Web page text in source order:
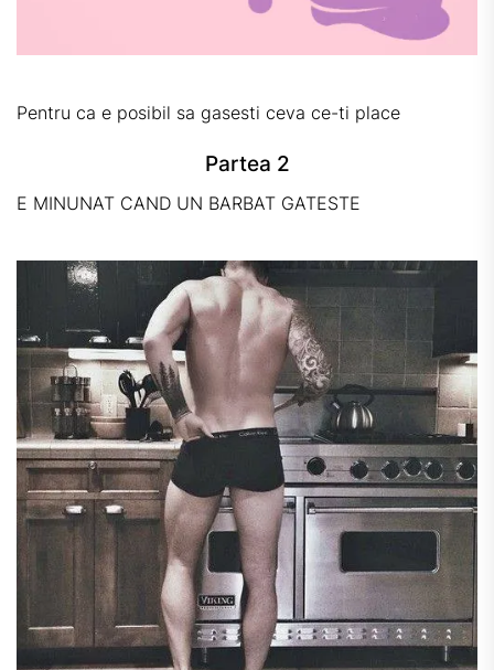
Pentru ca e posibil sa gasesti ceva ce-ti place
Partea 2
E MINUNAT CAND UN BARBAT GATESTE